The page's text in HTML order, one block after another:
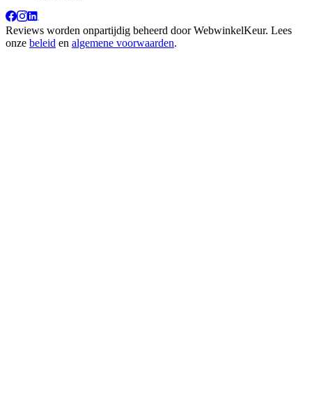
Reviews worden onpartijdig beheerd doorWebwinkelKeur. Lees
onze beleid en algemene voorwaarden.